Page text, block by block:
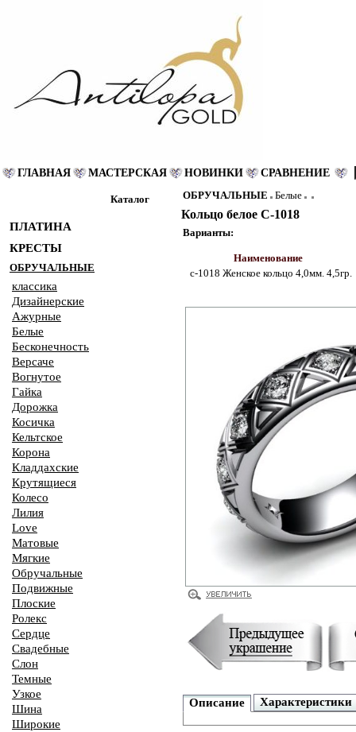
ГЛАВНАЯ МАСТЕРСКАЯ НОВИНКИ СРАВНЕНИЕ
Каталог
ПЛАТИНА
КРЕСТЫ
ОБРУЧАЛЬНЫЕ
классика
Дизайнерские
Ажурные
Белые
Бесконечность
Версаче
Вогнутое
Гайка
Дорожка
Косичка
Кельтское
Корона
Кладдахские
Крутящиеся
Колесо
Лилия
Love
Матовые
Мягкие
Обручальные
Подвижные
Плоские
Ролекс
Сердце
Свадебные
Слон
Темные
Узкое
Шина
Широкие
ОБРУЧАЛЬНЫЕ Белые
Кольцо белое С-1018
Варианты:
Наименование
с-1018 Женское кольцо 4,0мм. 4,5гр.
Описание Характеристики